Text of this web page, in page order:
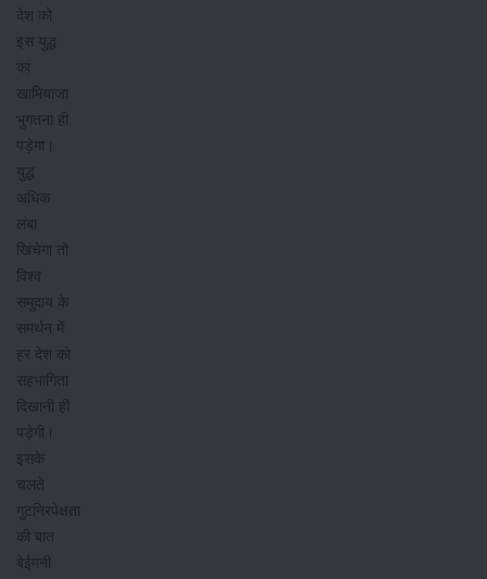
देश को
इस युद्ध
का
खामियाजा
भुगतना ही
पड़ेगा।
युद्ध
अधिक
लंबा
खिंचेगा तो
विश्व
समुदाय के
समर्थन में
हर देश को
सहभागिता
दिखानी ही
पड़ेगी।
इसके
चलते
गुटनिरपेक्षता
की बात
बेईमनी